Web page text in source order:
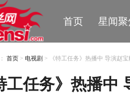
首页 星闻聚
首页 > 电视剧 > 《特工任务》热播中 导演赵
工任务》热播